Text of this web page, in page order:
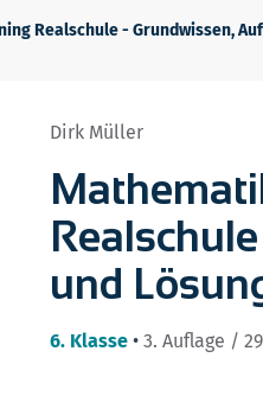
Realschule - Grundwissen,
Dirk Müller
und
6. Klasse •3. Auflage /